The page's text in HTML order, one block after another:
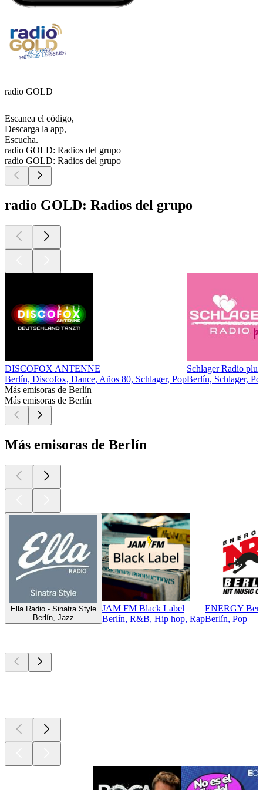
radio GOLD
Escanea el código,
Descarga la app,
Escucha.
radio GOLD: Radios del grupo
radio GOLD: Radios del grupo
radio GOLD: Radios del grupo
DISCOFOX ANTENNE
Berlín, Discofox, Dance, Años 80, Schlager, Pop
Schlager Radio plus
Berlín, Schlager,
Más emisoras de Berlín
Más emisoras de Berlín
Más emisoras de Berlín
Ella Radio - Sinatra Style
Berlín, Jazz
JAM FM Black Label
Berlín, R&B, Hip hop, Rap
ENERGY
Berlín, Pop